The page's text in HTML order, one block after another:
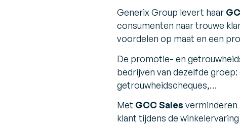
Generix Group levert haar
consumenten naar trouwe
voordelen op maat en een
De promotie- en
bedrijven van dezelfde
getrouwheidscheques,…
Met GCC Sales verminderen
klant tijdens de